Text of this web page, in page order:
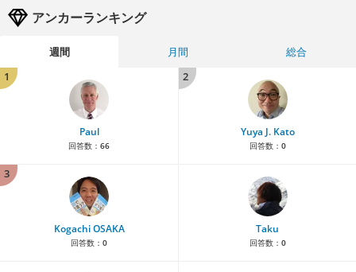
アンカーランキング
週間 月間
総合
1
Paul
回答数： 66
2
Yuya J. Kato
回答数： 0
3
Kogachi OSAKA
回答数： 0
Taku
回答数： 0